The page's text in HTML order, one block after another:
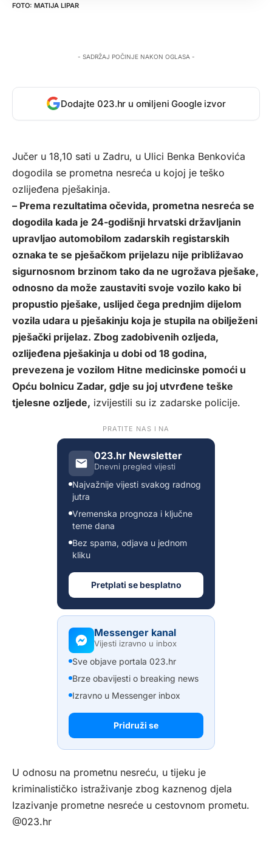
MATIJA LIPAR
- SADRŽAJ POČINJE NAKON OGLASA -
Dodajte 023.hr u omiljeni Google izvor
Jučer u 18,10 sati u Zadru, u Ulici Benka Benkovića
dogodila se prometna nesreća u kojoj je teško
ozlijeđena pješakinja.
– Prema rezultatima očevida, prometna nesreća se
dogodila kada je 24-godišnji hrvatski državljanin
upravljao automobilom zadarskih registarskih
oznaka te se pješačkom prijelazu nije približavao
sigurnosnom brzinom tako da ne ugrožava pješake,
odnosno da može zaustaviti svoje vozilo kako bi
propustio pješake, uslijed čega prednjim dijelom
vozila udara u pješakinju koja je stupila na obilježeni
pješački prijelaz. Zbog zadobivenih ozljeda,
ozlijeđena pješakinja u dobi od 18 godina,
prevezena je vozilom Hitne medicinske pomoći u
Opću bolnicu Zadar, gdje su joj utvrđene teške
tjelesne ozljede, izvijestili su iz zadarske policije.
PRATITE NAS I NA
023.hr Newsletter
Dnevni pregled vijesti
Najvažnije vijesti svakog radnog
jutra
Vremenska prognoza i ključne
teme dana
Bez spama, odjava u jednom
kliku
Pretplati se besplatno
Messenger kanal
Vijesti izravno u inbox
Sve objave portala 023.hr
Brze obavijesti o breaking news
Izravno u Messenger inbox
Pridruži se
U odnosu na prometnu nesreću, u tijeku je
kriminalističko istraživanje zbog kaznenog djela
Izazivanje prometne nesreće u cestovnom prometu.
@023.hr